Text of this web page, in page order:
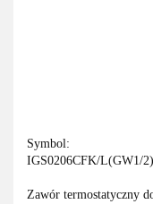
Symbol:
IGS0206CFK/L(GW1/2)
Zawór termostatyczny